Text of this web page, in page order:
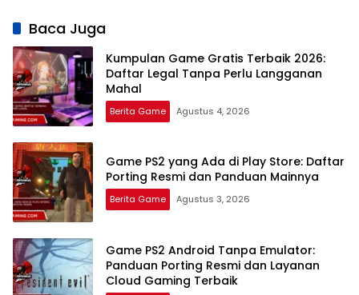
Emulator dan
Judul Legendaris
Tanpa Lag
Baca Juga
Kumpulan Game Gratis Terbaik 2026:
Daftar Legal Tanpa Perlu Langganan
Mahal
Berita Game Agustus 4, 2026
Game PS2 yang Ada di Play Store: Daftar
Porting Resmi dan Panduan Mainnya
Berita Game Agustus 3, 2026
Game PS2 Android Tanpa Emulator:
Panduan Porting Resmi dan Layanan
Cloud Gaming Terbaik